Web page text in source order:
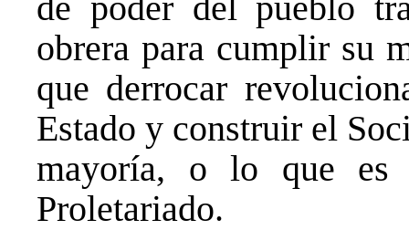
obrera para cumplir su
que derrocar
Estado y construir el
mayoría, o lo que es
Proletariado.